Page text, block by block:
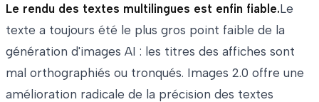
Le rendu des textes multilingues est enfin fiable.Le
texte a toujours été le plus gros point faible de la
génération d'images AI : les titres des affiches sont
mal orthographiés ou tronqués. Images 2.0 offre une
amélioration radicale de la précision des textes